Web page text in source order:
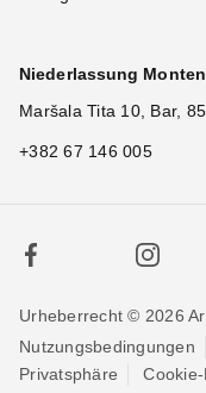
Niederlassung
Maršala Tita 10, Bar,
+382 67 146 005
Urheberrecht © 2026
Nutzungsbedingungen
Privatsphäre